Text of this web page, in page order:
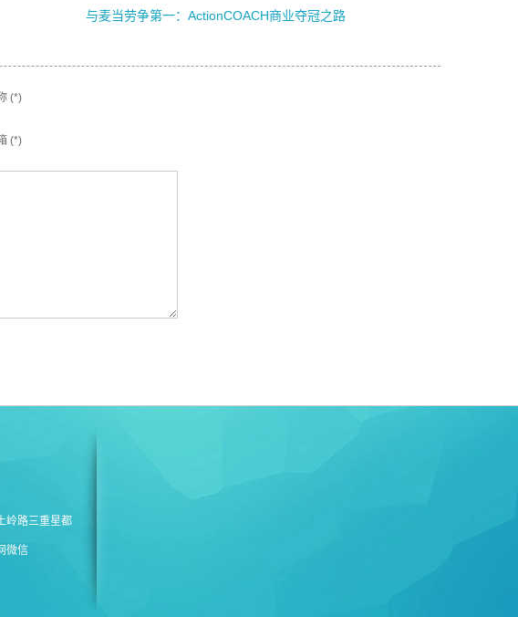
与麦当劳争第一：ActionCOACH商业夺冠之路
(*)
(*)
岭路三重星都
微信